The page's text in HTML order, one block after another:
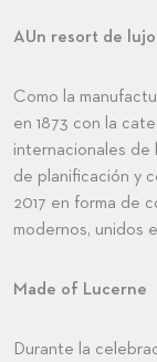
AUn resort de
Como la
en 1873 con la
internacionales de
de planificación y
2017 en forma de
modernos, unidos
Made of Lucerne
Durante la